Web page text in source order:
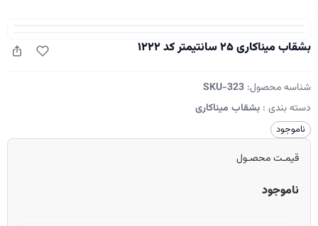
بشقاب میناکاری ۲۵ سانتیمتر کد ۱۲۲۲
شناسه محصول:SKU-323
دسته بندی : بشقاب میناکاری
ناموجود
قیمـت محصـول
ناموجود